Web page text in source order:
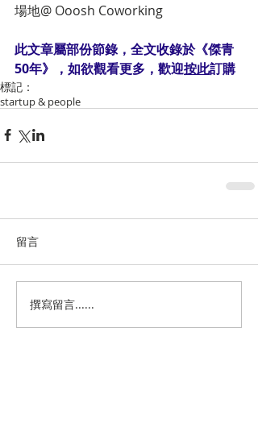
場地@ Ooosh Coworking
此文章屬部份節錄，全文收錄於《傑青
50年》，如欲觀看更多，歡迎按此訂購
標記：
startup & people
留言
撰寫留言......